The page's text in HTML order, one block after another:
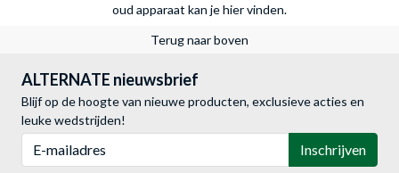
oud apparaat kan je hier vinden.
Terug naar boven
ALTERNATE nieuwsbrief
Blijf op de hoogte van nieuwe producten, exclusieve acties en
leuke wedstrijden!
Inschrijven